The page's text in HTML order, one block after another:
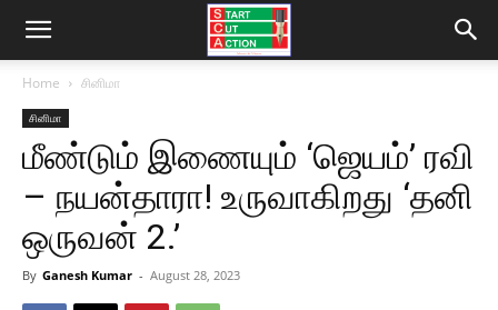
Home சினிமா
சினிமா
மீண்டும் இணையும் ‘ஜெயம்’ ரவி
– நயன்தாரா! உருவாகிறது ‘தனி
ஒருவன் 2.’
By Ganesh Kumar - August 28, 2023